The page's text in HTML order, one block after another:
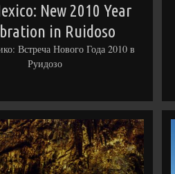
New 2010 Year
in Ruidoso
Встреча Нового Года 2010 в
Руидозо